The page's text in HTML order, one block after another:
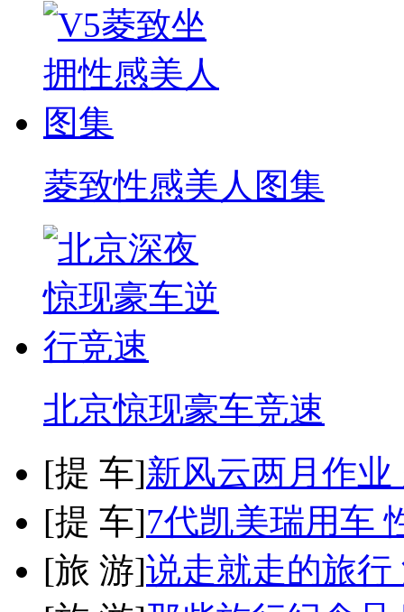
菱致性感美人图集
北京惊现豪车竞速
[提 车]新风云两月作
[提 车]7代凯美瑞用车
[旅 游]说走就走的旅